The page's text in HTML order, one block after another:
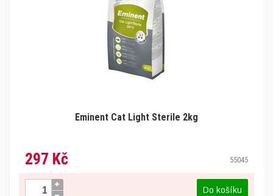
Eminent Cat Light Sterile 2kg
297 Kč 55045
Do košíku